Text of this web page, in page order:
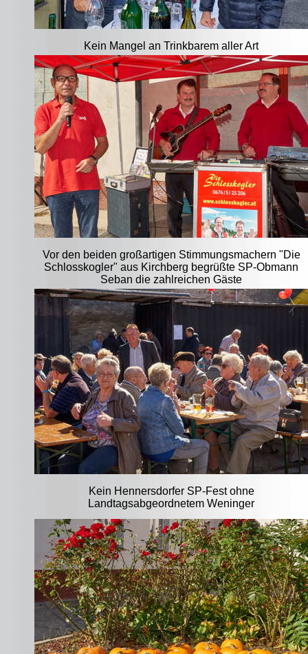
Kein Mangel an Trinkbarem aller Art
Vor den beiden großartigen Stimmungsmachern "Die
Schlosskogler" aus Kirchberg begrüßte SP-Obmann
Seban die zahlreichen Gäste
Kein Hennersdorfer SP-Fest ohne
Landtagsabgeordnetem Weninger